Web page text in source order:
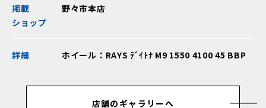
掲載
ショップ
野々市本店
詳細 ホイール：RAYS ﾃﾞｲﾄﾅ M9 1550 4100 45 BBP
店舗のギャラリーへ